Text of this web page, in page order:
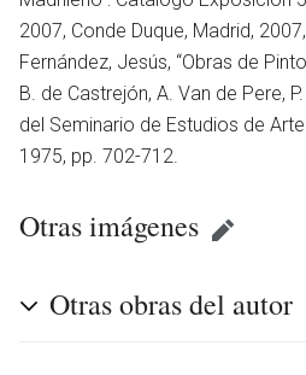
2007, Conde Duque, Madrid,
Fernández, Jesús, “Obras de
B. de Castrejón, A. Van de Pere,
del Seminario de Estudios de
1975, pp. 702-712.
Otras imágenes
Otras obras del autor